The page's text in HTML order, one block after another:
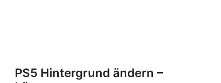
PS5 Hintergrund ändern –